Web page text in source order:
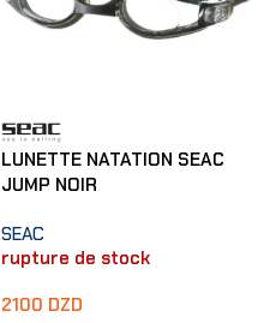
LUNETTE NATATION SEAC
JUMP NOIR
SEAC
rupture de stock
2100 DZD